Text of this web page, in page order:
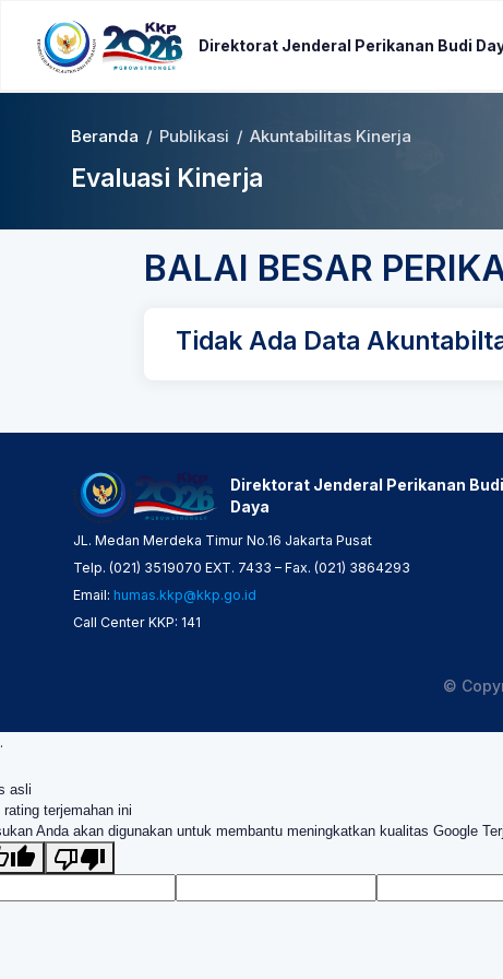
Direktorat Jenderal Perikanan Budi
Beranda / Publikasi / Akuntabilitas Kinerja
Evaluasi Kinerja
BALAI BESAR
Tidak Ada Data
Direktorat Jenderal Perikanan Budi
Daya
JL. Medan Merdeka Timur No.16 Jakarta Pusat
Telp. (021) 3519070 EXT. 7433 – Fax. (021) 3864293
Email: humas.kkp@kkp.go.id
Call Center KKP: 141
©
.
asli
rating terjemahan ini
Anda akan digunakan untuk membantu meningkatkan kualitas Google